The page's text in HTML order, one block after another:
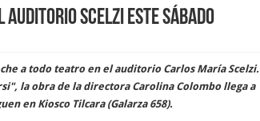
auditorio Scelzi este sábado
a todo teatro en el auditorio Carlos María Scelzi.
la obra de la directora Carolina Colombo llega a
en Kiosco Tilcara (Galarza 658).